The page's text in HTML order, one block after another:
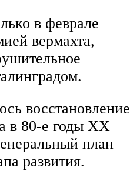
в феврале
вермахта,
восстановление
в 80-е годы XX
план
развития.